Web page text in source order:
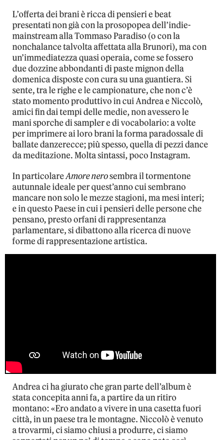
L’offerta dei brani è ricca di pensieri e beat
presentati non già con la prosopopea dell’indie-
mainstream alla Tommaso Paradiso (o con la
nonchalance talvolta affettata alla Brunori), ma con
un’immediatezza quasi operaia, come se fossero
due dozzine abbondanti di paste mignon della
domenica disposte con cura su una guantiera. Si
sente, tra le righe e le campionature, che non c’è
stato momento produttivo in cui Andrea e Niccolò,
amici fin dai tempi delle medie, non avessero le
mani sporche di sampler e di vocabolario: a volte
per imprimere ai loro brani la forma paradossale di
ballate danzerecce; più spesso, quella di pezzi dance
da meditazione. Molta sintassi, poco Instagram.
In particolareAmore nerosembra il tormentone
autunnale ideale per quest’anno cui sembrano
mancare non solo le mezze stagioni, ma mesi interi;
e in questo Paese in cui i pensieri delle persone che
pensano, presto orfani di rappresentanza
parlamentare, si dibattono alla ricerca di nuove
forme di rappresentazione artistica.
Andrea ci ha giurato che gran parte dell’album è
stata concepita anni fa, a partire da un ritiro
montano: «Ero andato a vivere in una casetta fuori
città, in un paese tra le montagne. Niccolò è venuto
a trovarmi, ci siamo chiusi a produrre, ci siamo